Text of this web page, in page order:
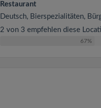
Restaurant
Deutsch, Bierspezialitäten,
2 von 3 empfehlen diese
67%